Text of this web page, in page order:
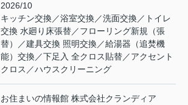
2026/10
キッチン交換／浴室交換／洗面交換／トイレ
交換 水廻り床張替／フローリング新規（張
替）／建具交換 照明交換／給湯器（追焚機
能）交換／下足入 全クロス貼替／アクセント
クロス／ハウスクリーニング
お住まいの情報館 株式会社クランディア